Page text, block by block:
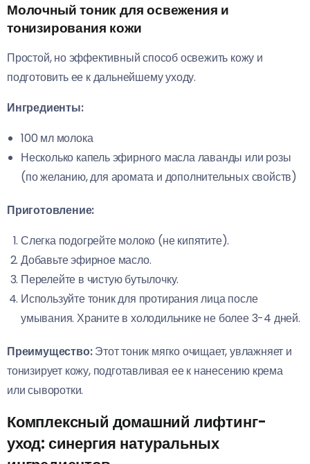
Молочный тоник для освежения и
тонизирования кожи
Простой, но эффективный способ освежить кожу и
подготовить ее к дальнейшему уходу.
Ингредиенты:
100 мл молока
Несколько капель эфирного масла лаванды или розы
(по желанию, для аромата и дополнительных свойств)
Приготовление:
Слегка подогрейте молоко (не кипятите).
Добавьте эфирное масло.
Перелейте в чистую бутылочку.
Используйте тоник для протирания лица после
умывания. Храните в холодильнике не более 3-4 дней.
Преимущество:Этот тоник мягко очищает, увлажняет и
тонизирует кожу, подготавливая ее к нанесению крема
или сыворотки.
Комплексный домашний лифтинг-
уход: синергия натуральных